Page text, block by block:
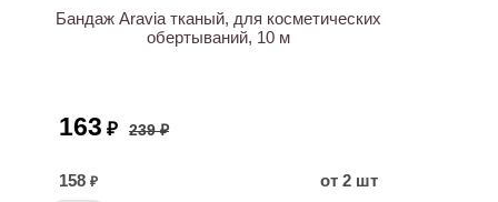
Бандаж Aravia тканый, для косметических
обертываний, 10 м
163 ₽ 239 ₽
158 ₽
от 2 шт